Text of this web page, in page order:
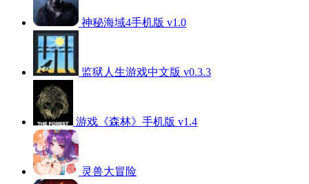
神秘海域4手机版 v1.0
监狱人生游戏中文版 v0.3.3
游戏《森林》手机版 v1.4
灵兽大冒险